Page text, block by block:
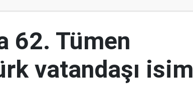
62. Tümen
vatandaşı isim